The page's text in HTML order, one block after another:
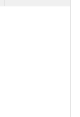
își întărește